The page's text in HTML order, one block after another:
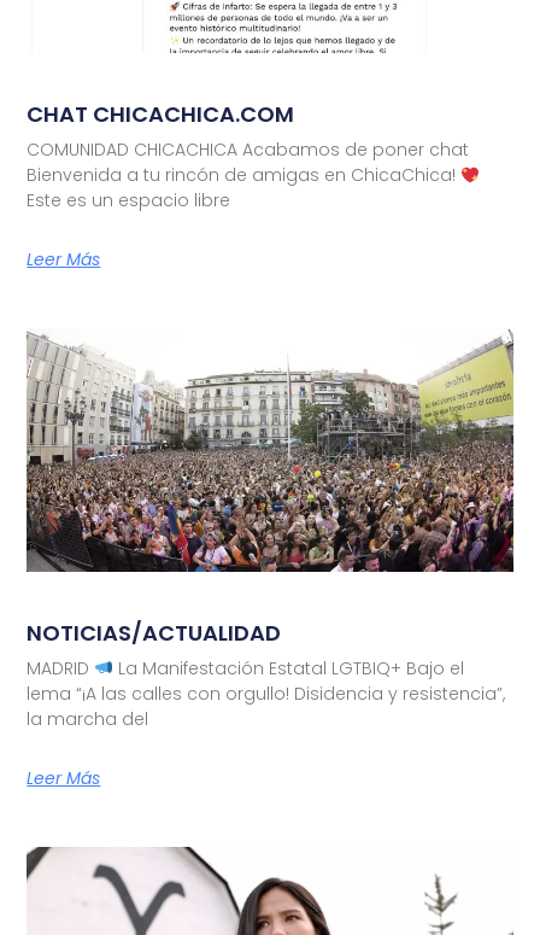
CHAT CHICACHICA.COM
COMUNIDAD CHICACHICA Acabamos de poner chat
Bienvenida a tu rincón de amigas en ChicaChica!
Este es un espacio libre
Leer Más
NOTICIAS/ACTUALIDAD
MADRID
La Manifestación Estatal LGTBIQ+ Bajo el
lema “¡A las calles con orgullo! Disidencia y resistencia”,
la marcha del
Leer Más